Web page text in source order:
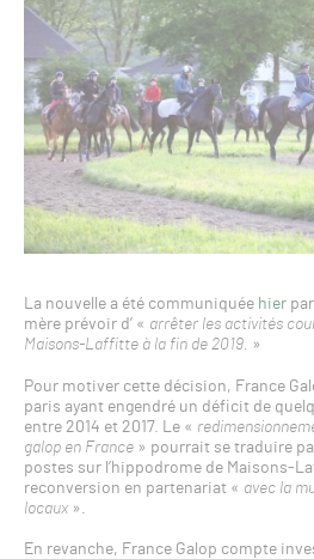
La nouvelle a été communiquée hierpar
mère prévoir d’ « arrêter les activités
Maisons-Laffitte à la fin de 2019. »
Pour motiver cette décision, France
paris ayant engendré un déficit de
entre 2014 et 2017. Le «
galop en France » pourrait se traduire
postes sur l’hippodrome de Maisons-
reconversion en partenariat « avec la
locaux».
En revanche, France Galop compte